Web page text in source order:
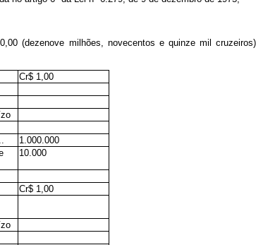
(dezenove milhões, novecentos e quinze mil
Cr$ 1,00
1.000.000
10.000
Cr$ 1,00